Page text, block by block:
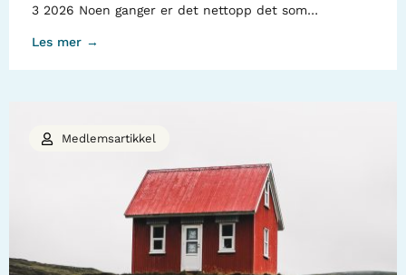
3 2026 Noen ganger er det nettopp det som…
Les mer →
Medlemsartikkel